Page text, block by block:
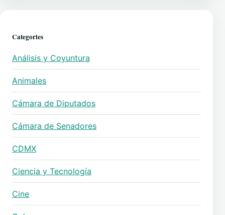
Categories
Análisis y Coyuntura
Animales
Cámara de Diputados
Cámara de Senadores
CDMX
Ciencia y Tecnología
Cine